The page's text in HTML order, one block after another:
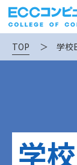
TOP ＞ 学校
学